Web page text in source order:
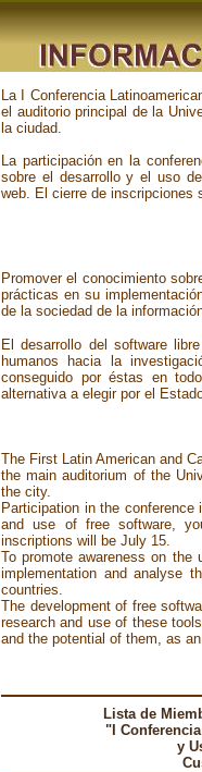
La I Conferencia
el auditorio principal de la
la ciudad.
La participación en la
sobre el desarrollo y el uso
web. El cierre de inscripciones
Promover el conocimiento
prácticas en su
de la sociedad de la
El desarrollo del software
humanos hacia la
conseguido por éstas en
alternativa a elegir por el
The First Latin American and
the main auditorium of the
the city.
Participation in the
and use of free software,
inscriptions will be July 15.
To promote awareness on
implementation and analyse
countries.
The development of free
research and use of these
and the potential of them, as
Lista de
"I
y